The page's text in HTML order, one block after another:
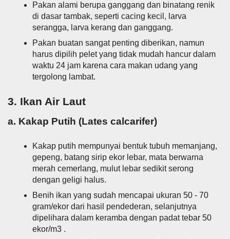
Pakan alami berupa ganggang dan binatang renik
di dasar tambak, seperti cacing kecil, larva
serangga, larva kerang dan ganggang.
Pakan buatan sangat penting diberikan, namun
harus dipilih pelet yang tidak mudah hancur dalam
waktu 24 jam karena cara makan udang yang
tergolong lambat.
3. Ikan Air Laut
a. Kakap Putih (Lates calcarifer)
Kakap putih mempunyai bentuk tubuh memanjang,
gepeng, batang sirip ekor lebar, mata berwarna
merah cemerlang, mulut lebar sedikit serong
dengan geligi halus.
Benih ikan yang sudah mencapai ukuran 50 - 70
gram/ekor dari hasil pendederan, selanjutnya
dipelihara dalam keramba dengan padat tebar 50
ekor/m3 .